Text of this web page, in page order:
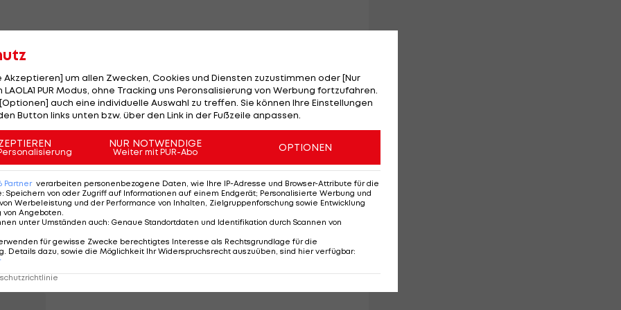
nur acht Spiele an. Der 1,94 Meter große Hüne
darunter ein Triplepack beim 7:0 gegen
enttäuscht bin. Die WM wäre eine tolle Sache
eine positive Seite erkennt. "Meine Kinder freuen
hinweg viel Zeit mit ihnen verbringen kann.
haben im Sturmzentrum den Vorzug gegenüber
im deutschen WM-Flieger bekommen hat, lässt ihn
das natürlich nicht, aber wie ich schon oft gesagt
Leben außer Fußball."
mit einem Länderspiel gegen Österreich in Klagenfurt
Akzeptieren] um allen Zwecken, Cookies und Diensten zuzustimmen oder [Nur
PUR Modus, ohne Tracking uns Peronsalisierung von Werbung fortzufahren.
auch eine individuelle Auswahl zu treffen. Sie können Ihre Einstellungen
Button links unten bzw. über den Link in der Fußzeile anpassen.
NUR NOTWENDIGE
Weiter mit PUR-Abo OPTIONEN
Partner verarbeiten personenbezogene Daten, wie Ihre IP-Adresse und Browser-Attribute für die
: Speichern von oder Zugriff auf Informationen auf einem Endgerät; Personalisierte Werbung und
Werbeleistung und der Performance von Inhalten, Zielgruppenforschung sowie Entwicklung
von Angeboten.
unter Umständen auch: Genaue Standortdaten und Identifikation durch Scannen von
für gewisse Zwecke berechtigtes Interesse als Rechtsgrundlage für die
Details dazu, sowie die Möglichkeit Ihr Widerspruchsrecht auszuüben, sind hier verfügbar: